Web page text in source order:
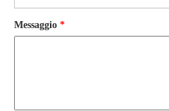
Messaggio *